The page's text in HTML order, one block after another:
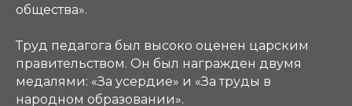
общества».
Труд педагога был высоко оценен царским
правительством. Он был награжден двумя
медалями: «За усердие» и «За труды в
народном образовании».